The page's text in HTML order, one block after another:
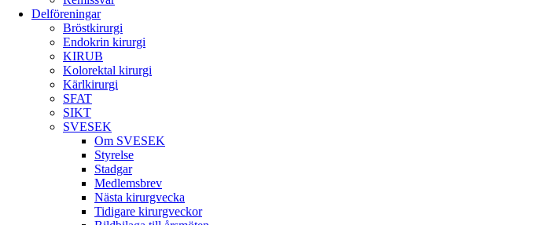
Delföreningar
Bröstkirurgi
Endokrin kirurgi
KIRUB
Kolorektal kirurgi
Kärlkirurgi
SFAT
SIKT
SVESEK
Om SVESEK
Styrelse
Stadgar
Medlemsbrev
Nästa kirurgvecka
Tidigare kirurgveckor